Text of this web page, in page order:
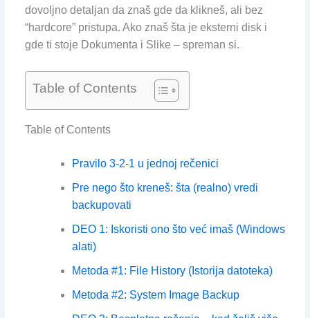
dovoljno detaljan da znaš gde da klikneš, ali bez
“hardcore” pristupa. Ako znaš šta je eksterni disk i
gde ti stoje Dokumenta i Slike – spreman si.
Table of Contents
Table of Contents
Pravilo 3-2-1 u jednoj rečenici
Pre nego što kreneš: šta (realno) vredi
backupovati
DEO 1: Iskoristi ono što već imaš (Windows
alati)
Metoda #1: File History (Istorija datoteka)
Metoda #2: System Image Backup